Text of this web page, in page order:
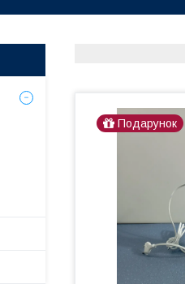
Подарунок